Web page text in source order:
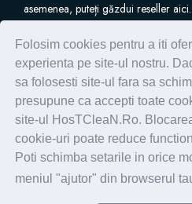
Folosim cookies pentru a iti
experienta pe site-ul nostru.
sa folosesti site-ul fara sa
presupune ca accepti toate
site-ul HosTCleaN.Ro.
cookie-uri poate reduce
Poti schimba setarile in orice
meniul "ajutor" din browserul
asemenea, puteți găzdui reseller
S.C. HostClean S.R.L
este
Prelucrarilor de Date cu Caracter